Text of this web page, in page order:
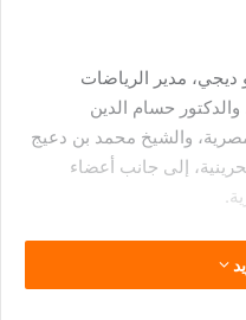
مدير الرياضات
والدكتور حسام الدين
والشيخ محمد بن دعيج
إلى جانب أعضاء